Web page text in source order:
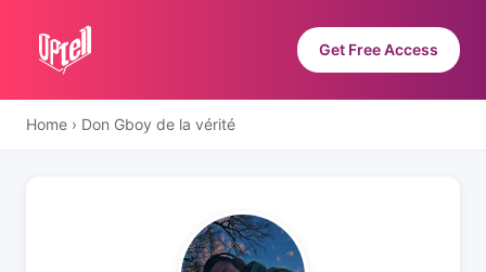
Get Free Access
Home › Don Gboy de la vérité